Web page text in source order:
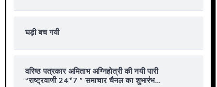
घड़ी बच गयी
वरिष्ठ पत्रकार अमिताभ अग्निहोत्री की नयी पारी
“राष्ट्रवाणी 24*7 ” समाचार चैनल का शुभारंभ…